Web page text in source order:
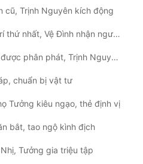
cũ, Trịnh Nguyên kích động
Chương 73: Đạt được vị trí thứ nhất, Vệ Đình nhận người thân
Chương 74: Khen thưởng được phân phát, Trịnh Nguyên bại trận
chuẩn bị vật tư
Tưởng kiêu ngạo, thẻ định vị
bắt, tao ngộ kình địch
Tưởng gia triệu tập